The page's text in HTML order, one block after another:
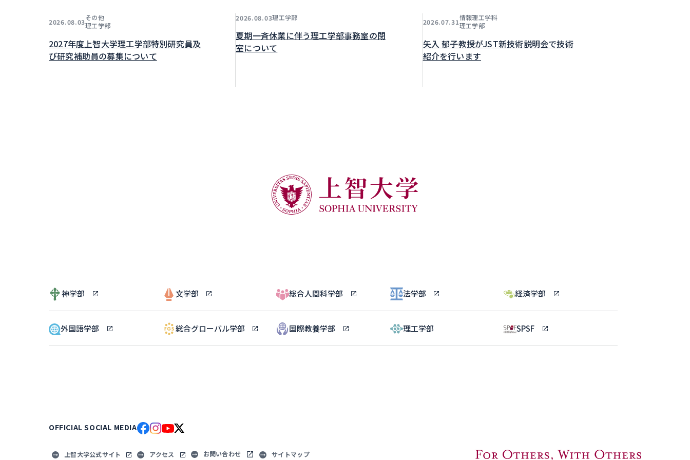
2026.08.03その他
理工学部
2027年度上智大学理工学部特別研究員及
び研究補助員の募集について
2026.08.03理工学部
夏期一斉休業に伴う理工学部事務室の閉
室について
2026.07.31情報理工学科
理工学部
矢入 郁子教授がJST新技術説明会で技術
紹介を行います
神学部 文学部 総合人間科学部 法学部 経済学部
外国語学部 総合グローバル学部 国際教養学部 理工学部 SPSF
OFFICIAL SOCIAL MEDIA
上智大学公式サイト アクセス お問い合わせ サイトマップ